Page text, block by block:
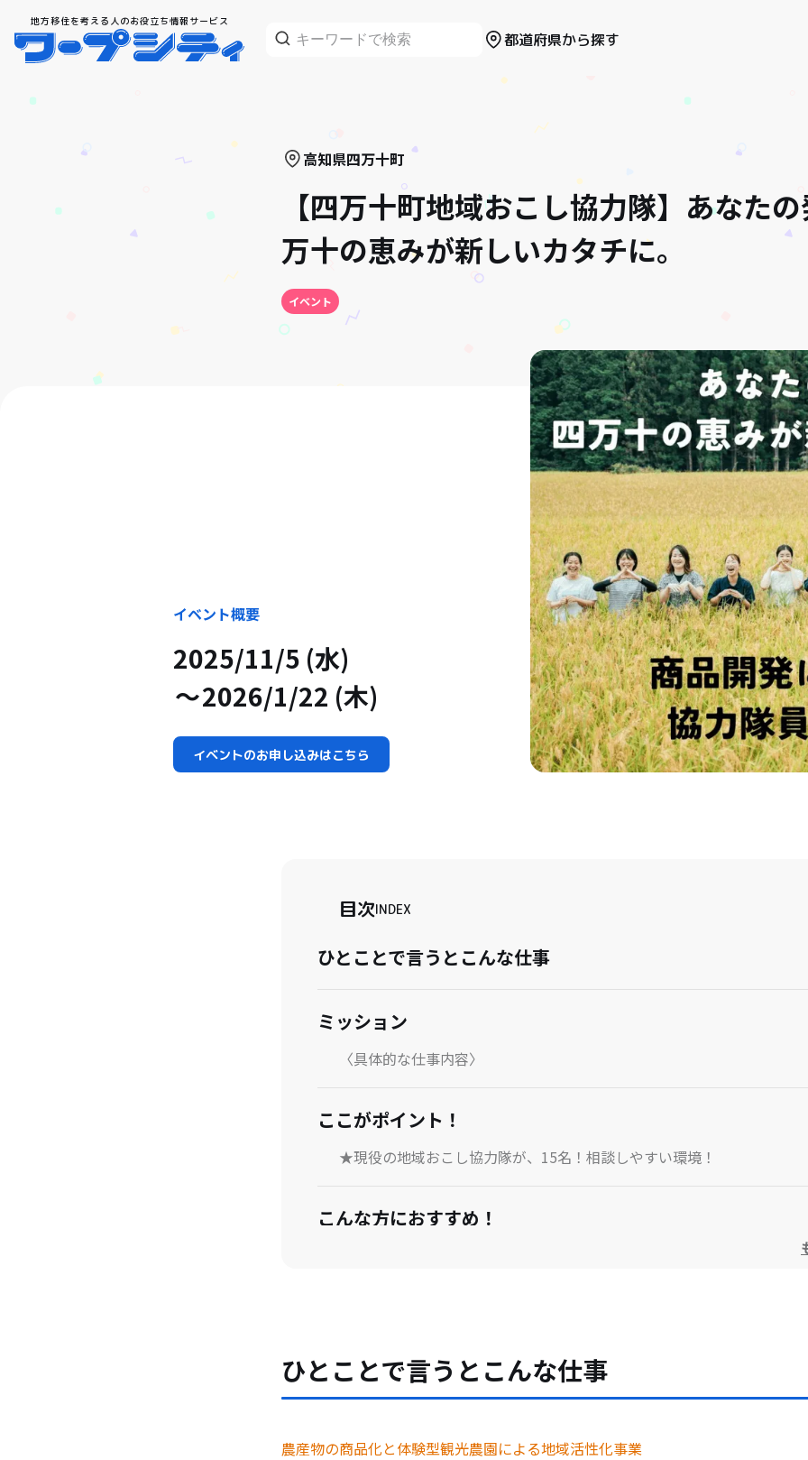
地方移住を考える人のお役立ち情報サービス
都道府県から探す
高知県四万十町
【四万十町地域おこし協力隊】あなた
万十の恵みが新しいカタチに。
イベント
イベント概要
2025/11/5 (水)
2026/1/22 (木)
イベントのお申し込みはこちら
目次INDEX
ひとことで言うとこんな仕事
ミッション
〈具体的な仕事内容〉
ここがポイント！
★現役の地域おこし協力隊が、15名！相談しやすい環境！
こんな方におすすめ！
ひとことで言うとこんな仕事
農産物の商品化と体験型観光農園による地域活性化事業